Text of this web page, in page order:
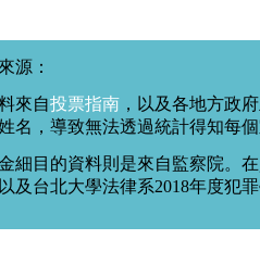
源：
來自投票指南 ，以及各地方政
名，導致無法透過統計得知每
細目的資料則是來自監察院。
及台北大學法律系2018年度犯